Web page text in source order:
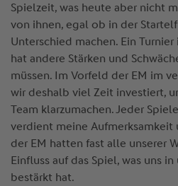
Spielzeit, was heute aber nicht
von ihnen, egal ob in der
Unterschied machen. Ein
hat andere Stärken und
müssen. Im Vorfeld der EM im
wir deshalb viel Zeit investiert,
Team klarzumachen. Jeder
verdient meine Aufmerksamkeit
der EM hatten fast alle unserer
Einfluss auf das Spiel, was uns
bestärkt hat.